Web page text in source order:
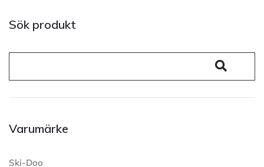
Sök produkt
Varumärke
Ski-Doo